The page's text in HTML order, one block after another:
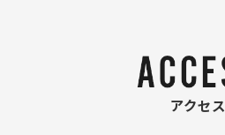
アクセス